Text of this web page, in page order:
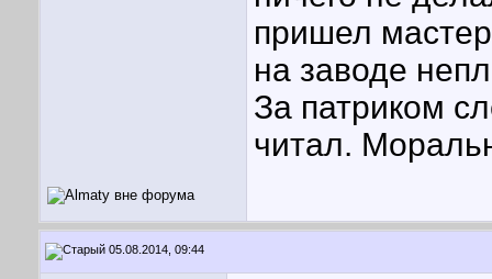
пришел
на заводе
За патриком
читал.
05.08.2014, 09:44